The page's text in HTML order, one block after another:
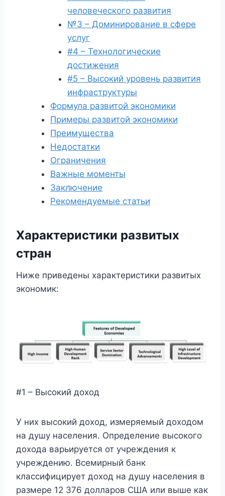
человеческого развития
№3 – Доминирование в сфере
услуг
#4 – Технологические
достижения
#5 – Высокий уровень развития
инфраструктуры
Формула развитой экономики
Примеры развитой экономики
Преимущества
Недостатки
Ограничения
Важные моменты
Заключение
Рекомендуемые статьи
Характеристики развитых
стран
Ниже приведены характеристики развитых
экономик:
#1 – Высокий доход
У них высокий доход, измеряемый доходом
на душу населения. Определение высокого
дохода варьируется от учреждения к
учреждению. Всемирный банк
классифицирует доход на душу населения в
размере 12 376 долларов США или выше как